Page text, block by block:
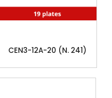
CEN3-12A-20 (N. 241)